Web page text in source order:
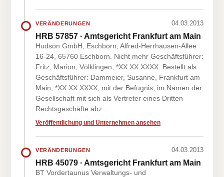
VERÄNDERUNGEN 04.03.2013
HRB 57857 · Amtsgericht Frankfurt am Main
Hudson GmbH, Eschborn, Alfred-Herrhausen-Allee
16-24, 65760 Eschborn. Nicht mehr Geschäftsführer:
Fritz, Marion, Völklingen, *XX.XX.XXXX. Bestellt als
Geschäftsführer: Dammeier, Susanne, Frankfurt am
Main, *XX.XX.XXXX, mit der Befugnis, im Namen der
Gesellschaft mit sich als Vertreter eines Dritten
Rechtsgeschäfte abz…
Veröffentlichung und Unternehmen ansehen
VERÄNDERUNGEN 04.03.2013
HRB 45079 · Amtsgericht Frankfurt am Main
BT Vordertaunus Verwaltungs- und